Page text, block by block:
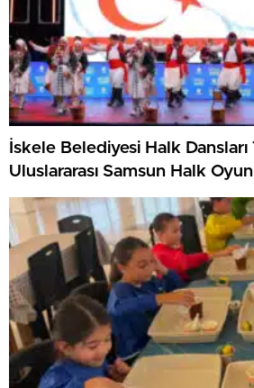
İskele Belediyesi Halk
Uluslararası Samsun Halk
KKTC’yi Gururla Temsil Ediyor